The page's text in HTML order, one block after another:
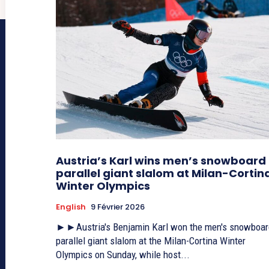
Austria’s Karl wins men’s snowboard
parallel giant slalom at Milan-
Winter Olympics
English 9 Février 2026
►►Austria's Benjamin Karl won the men's
parallel giant slalom at the Milan-Cortina Winter
Olympics on Sunday, while host...